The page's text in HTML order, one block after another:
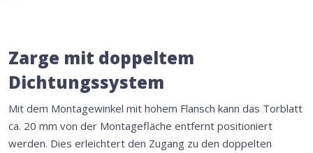
Zarge mit doppeltem
Dichtungssystem
Mit dem Montagewinkel mit hohem Flansch kann das Torblatt
ca. 20 mm von der Montagefläche entfernt positioniert
werden. Dies erleichtert den Zugang zu den doppelten